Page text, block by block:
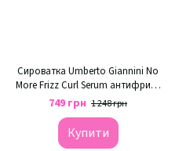
Сироватка Umberto Giannini No
More Frizz Curl Serum антифриз з
термозахистом
749 грн 1 248 грн
Купити